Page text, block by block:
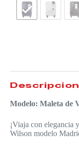
Descripción
Modelo: Maleta de
¡Viaja con elegancia
Wilson modelo